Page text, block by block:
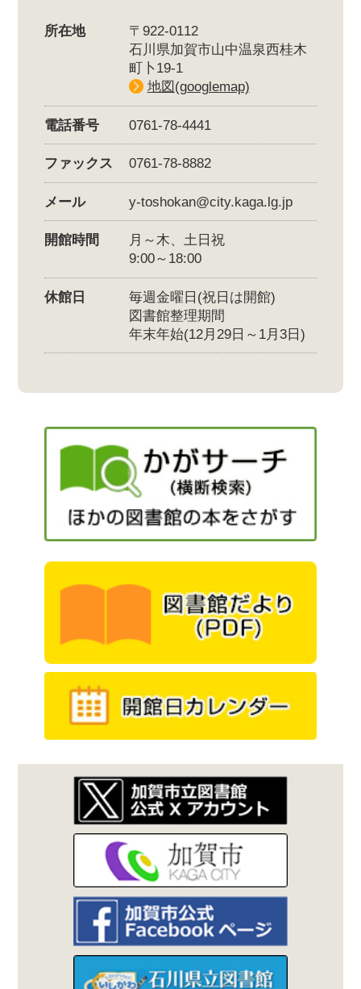
所在地
〒922-0112
石川県加賀市山中温泉西桂木
町卜19-1
地図(googlemap)
電話番号 0761-78-4441
ファックス 0761-78-8882
メール y-toshokan@city.kaga.lg.jp
開館時間
月～木、土日祝
9:00～18:00
休館日
毎週金曜日(祝日は開館)
図書館整理期間
年末年始(12月29日～1月3日)